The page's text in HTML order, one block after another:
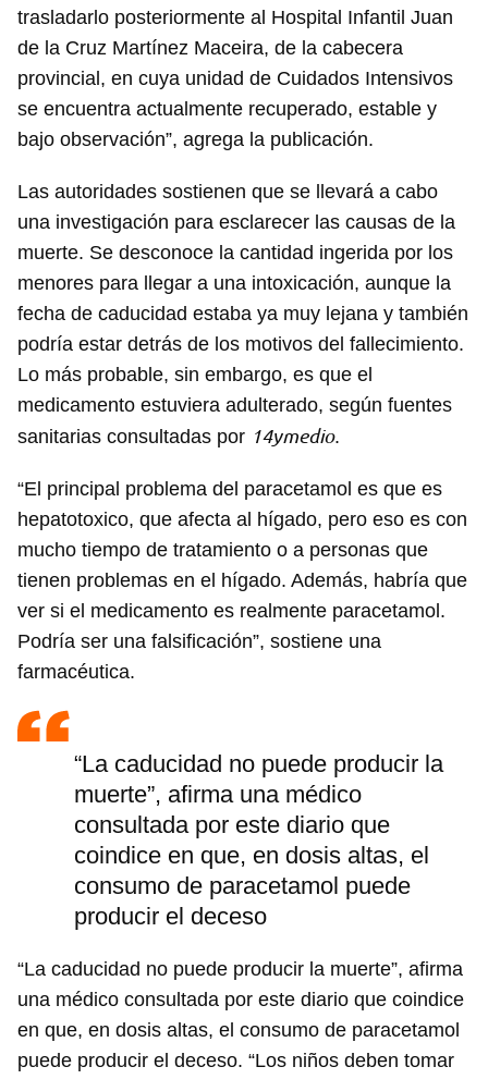
trasladarlo posteriormente al Hospital Infantil Juan
de la Cruz Martínez Maceira, de la cabecera
provincial, en cuya unidad de Cuidados Intensivos
se encuentra actualmente recuperado, estable y
bajo observación”, agrega la publicación.
Las autoridades sostienen que se llevará a cabo
una investigación para esclarecer las causas de la
muerte. Se desconoce la cantidad ingerida por los
menores para llegar a una intoxicación, aunque la
fecha de caducidad estaba ya muy lejana y también
podría estar detrás de los motivos del fallecimiento.
Lo más probable, sin embargo, es que el
medicamento estuviera adulterado, según fuentes
sanitarias consultadas por 14ymedio.
“El principal problema del paracetamol es que es
hepatotoxico, que afecta al hígado, pero eso es con
mucho tiempo de tratamiento o a personas que
tienen problemas en el hígado. Además, habría que
ver si el medicamento es realmente paracetamol.
Podría ser una falsificación”, sostiene una
farmacéutica.
“La caducidad no puede producir la
muerte”, afirma una médico
consultada por este diario que
coindice en que, en dosis altas, el
consumo de paracetamol puede
producir el deceso
“La caducidad no puede producir la muerte”, afirma
una médico consultada por este diario que coindice
en que, en dosis altas, el consumo de paracetamol
puede producir el deceso. “Los niños deben tomar